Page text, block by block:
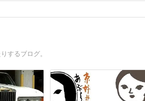
するブログ。